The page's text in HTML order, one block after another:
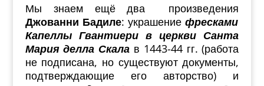
Мы знаем ещё два произведения
Джованни Бадиле: украшениефресками
Капеллы Гвантиери в церкви Санта
Мария делла Скала в 1443-44 гг. (работа
не подписана, но существуют документы,
подтверждающие его авторство) и